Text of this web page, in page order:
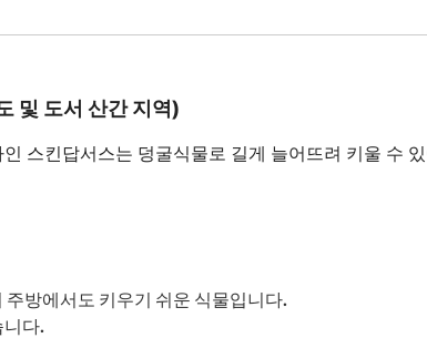
및 도서 산간 지역)
스킨답서스는 덩굴식물로 길게 늘어뜨려 키울 수
방에서도 키우기 쉬운 식물입니다.
니다.